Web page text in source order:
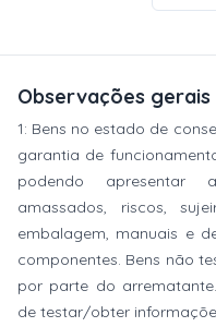
Observações gerais
1: Bens no estado de
garantia de
podendo apresentar
amassados, riscos,
embalagem, manuais e
componentes. Bens não
por parte do
de testar/obter